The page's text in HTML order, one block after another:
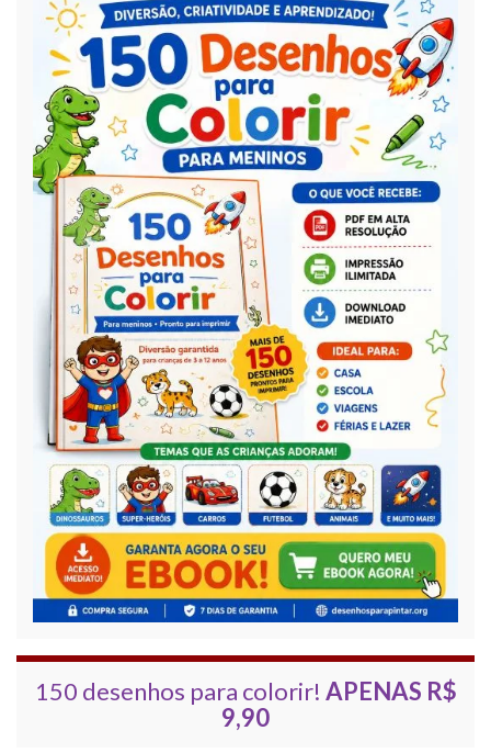
150 desenhos para colorir! APENAS R$
9,90